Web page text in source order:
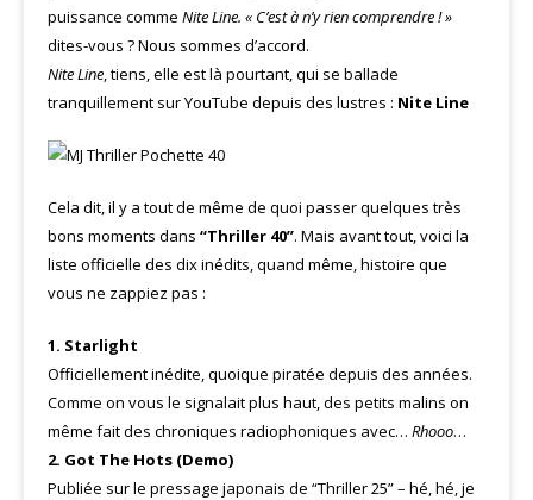
puissance comme Nite Line. « C’est à n’y rien comprendre ! »
dites-vous ? Nous sommes d’accord.
Nite Line, tiens, elle est là pourtant, qui se ballade
tranquillement sur YouTube depuis des lustres : Nite Line
Cela dit, il y a tout de même de quoi passer quelques très
bons moments dans “Thriller 40”. Mais avant tout, voici la
liste officielle des dix inédits, quand même, histoire que
vous ne zappiez pas :
1. Starlight
Officiellement inédite, quoique piratée depuis des années.
Comme on vous le signalait plus haut, des petits malins on
même fait des chroniques radiophoniques avec… Rhooo…
2. Got The Hots (Demo)
Publiée sur le pressage japonais de “Thriller 25” – hé, hé, je